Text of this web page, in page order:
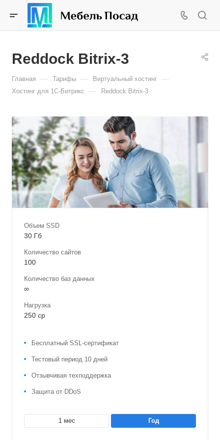
Reddock Bitrix-3
Главная — Тарифы — Виртуальный хостинг —
Хостинг для 1С-Битрикс — Reddock Bitrix-3
Объем SSD
30 Гб
Количество сайтов
100
Количество баз данных
∞
Нагрузка
250 cp
Бесплатный SSL-сертификат
Тестовый период 10 дней
Отзывчивая техподдержка
Защита от DDoS
1 мес год